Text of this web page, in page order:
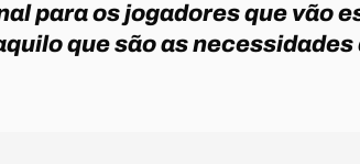
para os jogadores que vão
que são as necessidades